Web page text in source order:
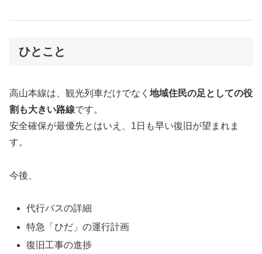
ひとこと
高山本線は、観光列車だけでなく 地域住民の足としての役
割も大きい路線です。
安全確保が最優先とはいえ、1日も早い復旧が望まれま
す。
今後、
代行バスの詳細
特急「ひだ」の運行計画
復旧工事の進捗